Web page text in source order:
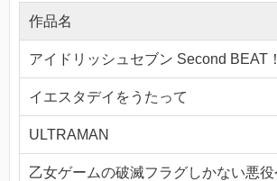
作品名
アイドリッシュセブン Second BEAT！
イエスタデイをうたって
ULTRAMAN
乙女ゲームの破滅フラグしかない悪